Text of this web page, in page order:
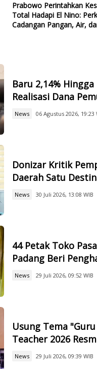
Prabowo Perintahkan
Total Hadapi El Nino:
Cadangan Pangan, Air,
Baru 2,14%
Realisasi Dana
News 06 Agustus 2026, 19:23
Donizar Kritik
Daerah Satu
News 30 Juli 2026, 13:08 WIB
44 Petak Toko
Padang Beri
News 29 Juli 2026, 09:52 WIB
Usung Tema
Teacher 2026
News 29 Juli 2026, 09:39 WIB